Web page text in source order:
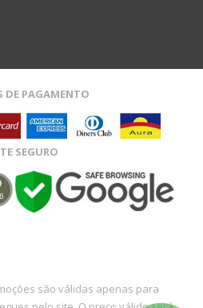
DE PAGAMENTO
SEGURO
são válidas apenas para